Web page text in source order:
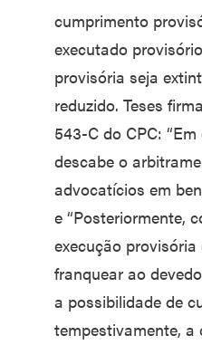
cumprimento
executado
provisória seja
reduzido. Teses
543-C do CPC:
descabe o
advocatícios em
e “Posteriormente,
execução
franquear ao
a possibilidade de
tempestivamente, a